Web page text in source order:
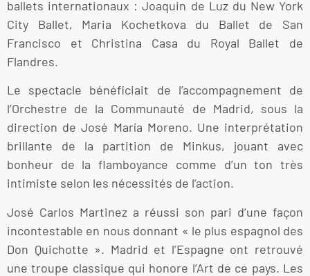
ballets internationaux : Joaquin de Luz du New York
City Ballet, Maria Kochetkova du Ballet de San
Francisco et Christina Casa du Royal Ballet de
Flandres.
Le spectacle bénéficiait de l’accompagnement de
l’Orchestre de la Communauté de Madrid, sous la
direction de José María Moreno. Une interprétation
brillante de la partition de Minkus, jouant avec
bonheur de la flamboyance comme d’un ton très
intimiste selon les nécessités de l’action.
José Carlos Martinez a réussi son pari d’une façon
incontestable en nous donnant « le plus espagnol des
Don Quichotte ». Madrid et l’Espagne ont retrouvé
une troupe classique qui honore l’Art de ce pays. Les